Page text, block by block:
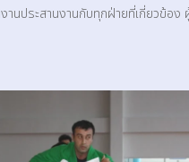
านประสานงานกับทุกฝ่ายที่เกี่ยวข้อง